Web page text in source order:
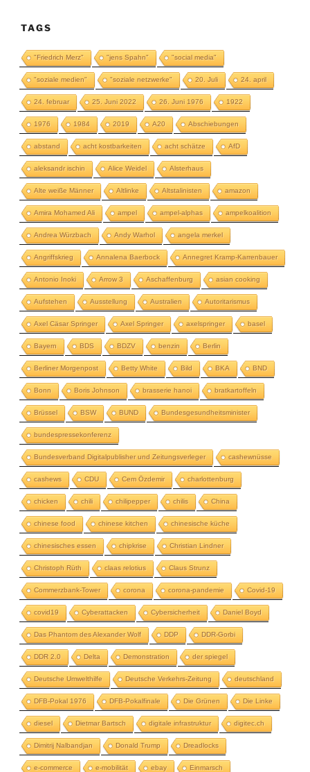
TAGS
"Friedrich Merz" "jens Spahn" "social media"
"soziale medien" "soziale netzwerke" 20. Juli 24. april
24. februar 25. Juni 2022 26. Juni 1976 1922
1976 1984 2019 A20 Abschiebungen
abstand acht kostbarkeiten acht schätze AfD
aleksandr ischin Alice Weidel Alsterhaus
Alte weiße Männer Altlinke Altstalinisten amazon
Amira Mohamed Ali ampel ampel-alphas ampelkoalition
Andrea Würzbach Andy Warhol angela merkel
Angriffskrieg Annalena Baerbock Annegret Kramp-Karrenbauer
Antonio Inoki Arrow 3 Aschaffenburg asian cooking
Aufstehen Ausstellung Australien Autoritarismus
Axel Cäsar Springer Axel Springer axelspringer basel
Bayern BDS BDZV benzin Berlin
Berliner Morgenpost Betty White Bild BKA BND
Bonn Boris Johnson brasserie hanoi bratkartoffeln
Brüssel BSW BUND Bundesgesundheitsminister
bundespressekonferenz
Bundesverband Digitalpublisher und Zeitungsverleger cashewnüsse
cashews CDU Cem Özdemir charlottenburg
chicken chili chilipepper chilis China
chinese food chinese kitchen chinesische küche
chinesisches essen chipkrise Christian Lindner
Christoph Rüth claas relotius Claus Strunz
Commerzbank-Tower corona corona-pandemie Covid-19
covid19 Cyberattacken Cybersicherheit Daniel Boyd
Das Phantom des Alexander Wolf DDP DDR-Gorbi
DDR 2.0 Delta Demonstration der spiegel
Deutsche Umwelthilfe Deutsche Verkehrs-Zeitung deutschland
DFB-Pokal 1976 DFB-Pokalfinale Die Grünen Die Linke
diesel Dietmar Bartsch digitale infrastruktur digitec.ch
Dimitrij Nalbandjan Donald Trump Dreadlocks
e-commerce e-mobilität ebay Einmarsch